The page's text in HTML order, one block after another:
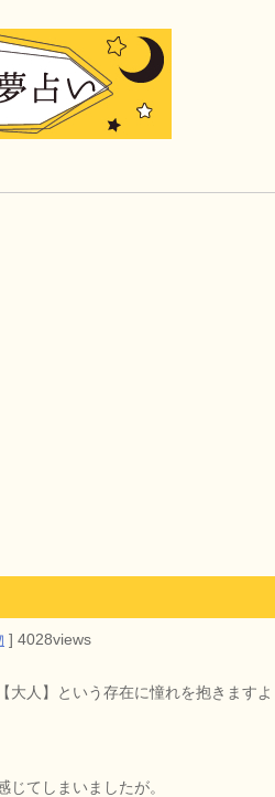
] 4028views
大人】という存在に憧れを抱きますよ
てしまいましたが。